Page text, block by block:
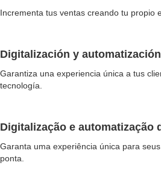
Incrementa tus ventas creando tu propio
Digitalización y
Garantiza una experiencia única a tus
tecnología.
Digitalização e automatização
Garanta uma experiência única para
ponta.